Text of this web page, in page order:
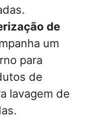
de
um
para
de
lavagem de